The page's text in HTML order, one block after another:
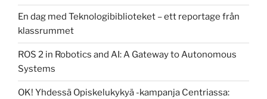
En dag med Teknologibiblioteket – ett reportage från
klassrummet
ROS 2 in Robotics and AI: A Gateway to Autonomous
Systems
OK! Yhdessä Opiskelukykyä -kampanja Centriassa: